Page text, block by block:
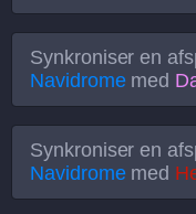
Synkroniser en
Navidromemed
Synkroniser en
Navidromemed